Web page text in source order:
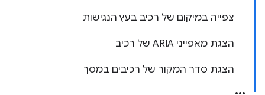
צפייה במיקום של רכיב בעץ הנגישות
הצגת מאפייני ARIA של רכיב
הצגת סדר המקור של רכיבים במסך